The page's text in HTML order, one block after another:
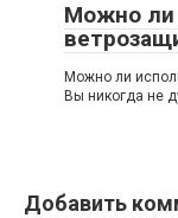
Можно ли
Можно ли
Вы никогда не
Добавить